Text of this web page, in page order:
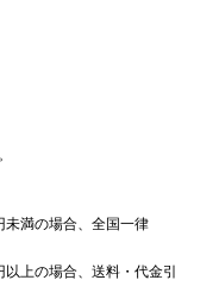
未満の場合、全国一律
上の場合、送料・代金引